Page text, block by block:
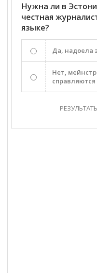
Нужна ли в
честная
языке?
Да, надоела
Нет,
справляются